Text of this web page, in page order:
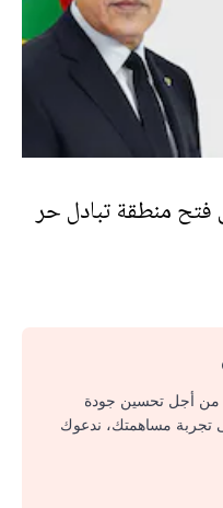
فتح منطقة تبادل حر
من أجل تحسين جودة
تجربة مساهمتك، ندعوك